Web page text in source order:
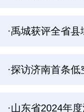
·禹城获评全省
·探访济南首条
·山东省2024年